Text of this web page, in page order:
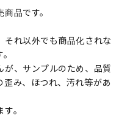
品です。
それ以外でも商品化されな
が、サンプルのため、品質
み、ほつれ、汚れ等があ
。